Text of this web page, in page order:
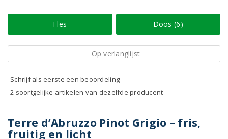
Fles Doos (6)
Op verlanglijst
Schrijf als eerste een beoordeling
2 soortgelijke artikelen van dezelfde producent
Terre d’Abruzzo Pinot Grigio – fris,
fruitig en licht